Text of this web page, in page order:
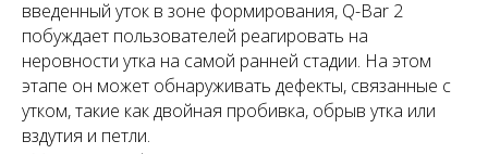
введенный уток в зоне формирования, Q-Bar 2
побуждает пользователей реагировать на
неровности утка на самой ранней стадии. На этом
этапе он может обнаруживать дефекты, связанные с
утком, такие как двойная пробивка, обрыв утка или
вздутия и петли.